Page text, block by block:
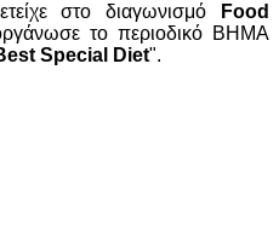
στο διαγωνισμό
Food
το περιοδικό ΒΗΜΑ
Special Diet".